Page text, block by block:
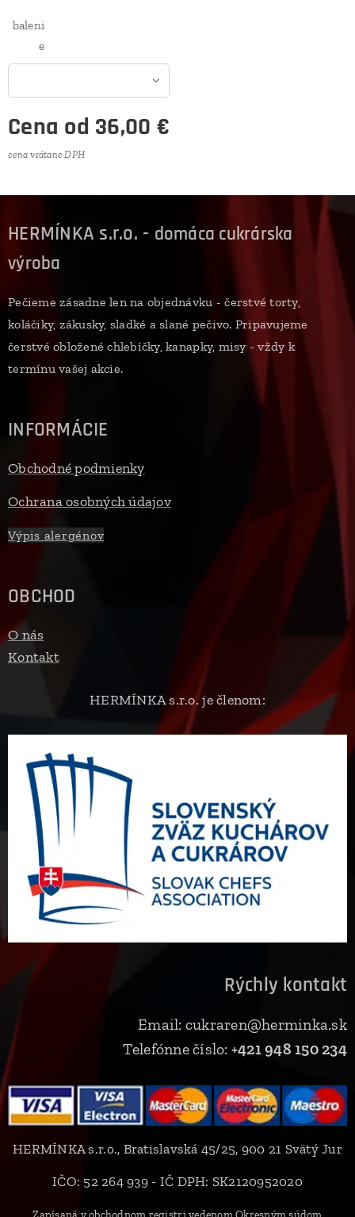
baleni
e
Cena od 36,00 €
cena vrátane DPH
HERMÍNKA s.r.o. - domáca cukrárska
výroba
Pečieme zásadne len na objednávku - čerstvé torty,
koláčiky, zákusky, sladké a slané pečivo. Pripavujeme
čerstvé obložené chlebíčky, kanapky, misy - vždy k
termínu vašej akcie.
INFORMÁCIE
Obchodné podmienky
Ochrana osobných údajov
Výpis alergénov
OBCHOD
O nás
Kontakt
HERMÍNKA s.r.o. je členom:
Rýchly kontakt
Email: cukraren@herminka.sk
Telefónne číslo: +421 948 150 234
HERMÍNKA s.r.o., Bratislavská 45/25, 900 21 Svätý Jur
IČO: 52 264 939 - IČ DPH: SK2120952020